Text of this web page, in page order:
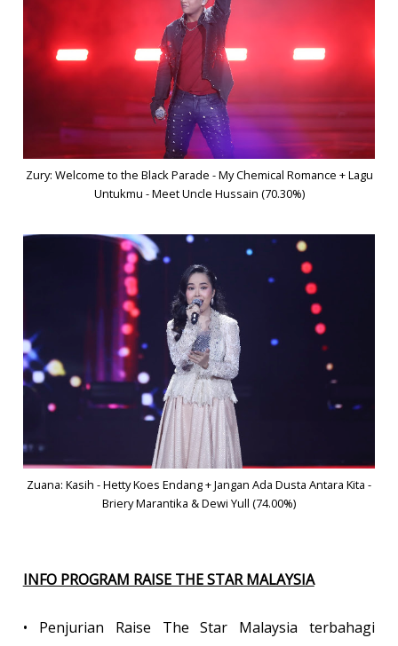
Zury: Welcome to the Black Parade - My Chemical Romance + Lagu
Untukmu - Meet Uncle Hussain (70.30%)
Zuana: Kasih - Hetty Koes Endang + Jangan Ada Dusta Antara Kita -
Briery Marantika & Dewi Yull (74.00%)
INFO PROGRAM RAISE THE STAR MALAYSIA
• Penjurian Raise The Star Malaysia terbahagi